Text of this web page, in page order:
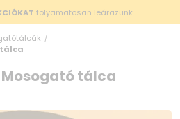
folyamatosan leárazunk
/
tálca
Mosogató tálca